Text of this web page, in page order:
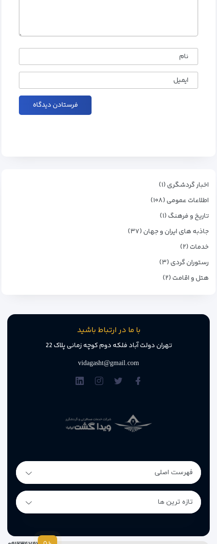
نام
ایمیل
اخبار گردشگری (۱)
اطلاعات عمومی (۱۰۸)
تاریخ و فرهنگ (۱)
جاذبه های ایران و جهان (۳۷)
خدمات (۲)
رستوران گردی (۳)
هتل و اقامت (۲)
با ما در ارتباط باشید
تهران دولت آباد فلکه دوم کوچه زمانی پلاک 22
vidagasht@gmail.com
فهرست اصلی
تازه ترین ها